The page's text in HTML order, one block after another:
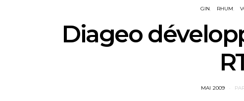
GIN RHUM
Diageo
POSTED
MAI 2009